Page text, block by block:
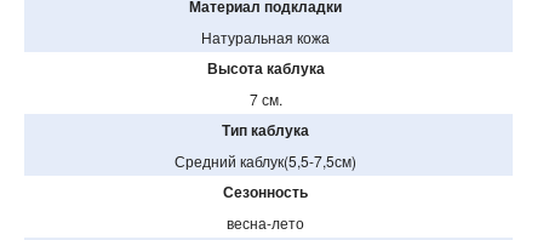
Материал подкладки
Натуральная кожа
Высота каблука
7 см.
Тип каблука
Средний каблук(5,5-7,5см)
Сезонность
весна-лето